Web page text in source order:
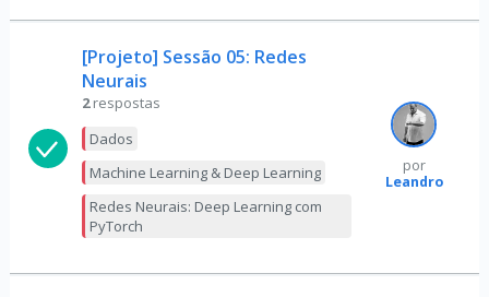
[Projeto] Sessão 05: Redes
Neurais
2 respostas
Dados
Machine Learning & Deep Learning
Redes Neurais: Deep Learning com
PyTorch
por
Leandro